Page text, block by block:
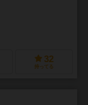
32
持ってる